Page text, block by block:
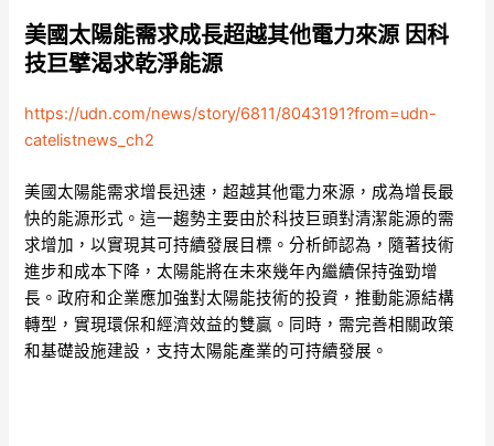
美國太陽能需求成長超越其他電力來源 因科
技巨擘渴求乾淨能源
https://udn.com/news/story/6811/8043191?from=udn-
catelistnews_ch2
美國太陽能需求增長迅速，超越其他電力來源，成為增長最
快的能源形式。這一趨勢主要由於科技巨頭對清潔能源的需
求增加，以實現其可持續發展目標。分析師認為，隨著技術
進步和成本下降，太陽能將在未來幾年內繼續保持強勁增
長。政府和企業應加強對太陽能技術的投資，推動能源結構
轉型，實現環保和經濟效益的雙贏。同時，需完善相關政策
和基礎設施建設，支持太陽能產業的可持續發展。